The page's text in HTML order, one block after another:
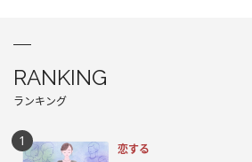
RANKING
ランキング
恋する